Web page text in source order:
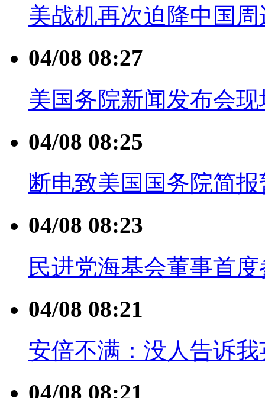
美战机再次迫降中国
04/08 08:27
美国务院新闻发布会
04/08 08:25
断电致美国国务院简
04/08 08:23
民进党海基会董事首
04/08 08:21
安倍不满：没人告诉
04/08 08:21